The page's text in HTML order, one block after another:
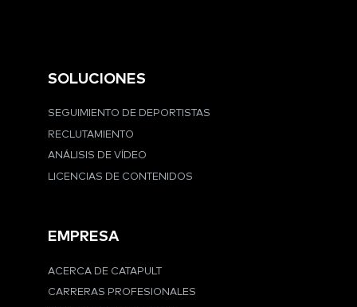
SOLUCIONES
SEGUIMIENTO DE DEPORTISTAS
RECLUTAMIENTO
ANÁLISIS DE VÍDEO
LICENCIAS DE CONTENIDOS
EMPRESA
ACERCA DE CATAPULT
CARRERAS PROFESIONALES